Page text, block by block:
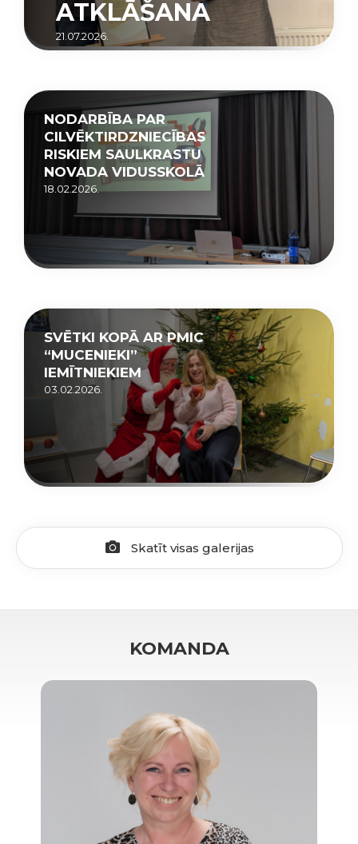
ATKLĀŠANA
21.07.2026.
NODARBĪBA PAR
CILVĒKTIRDZNIECĪBAS
RISKIEM SAULKRASTU
NOVADA VIDUSSKOLĀ
18.02.2026.
SVĒTKI KOPĀ AR PMIC
“MUCENIEKI”
IEMĪTNIEKIEM
03.02.2026.
Skatīt visas galerijas
KOMANDA